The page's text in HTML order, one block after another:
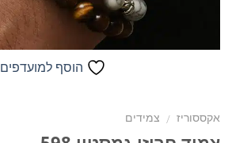
הוסף למועדפים
אקססוריז / צמידים